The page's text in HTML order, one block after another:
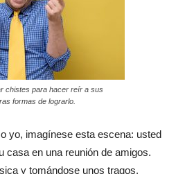
chistes para hacer reír a sus
formas de lograrlo.
yo, imagínese esta escena: usted
casa en una reunión de amigos.
y tomándose unos tragos.